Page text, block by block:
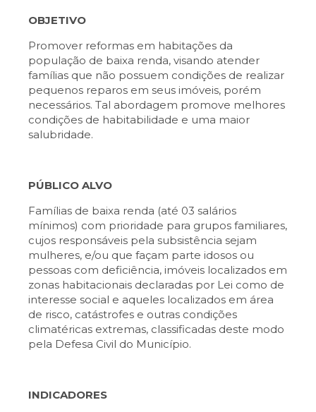
OBJETIVO
Promover reformas em habitações da
população de baixa renda, visando atender
famílias que não possuem condições de realizar
pequenos reparos em seus imóveis, porém
necessários. Tal abordagem promove melhores
condições de habitabilidade e uma maior
salubridade.
PÚBLICO ALVO
Famílias de baixa renda (até 03 salários
mínimos) com prioridade para grupos familiares,
cujos responsáveis pela subsistência sejam
mulheres, e/ou que façam parte idosos ou
pessoas com deficiência, imóveis localizados em
zonas habitacionais declaradas por Lei como de
interesse social e aqueles localizados em área
de risco, catástrofes e outras condições
climatéricas extremas, classificadas deste modo
pela Defesa Civil do Município.
INDICADORES